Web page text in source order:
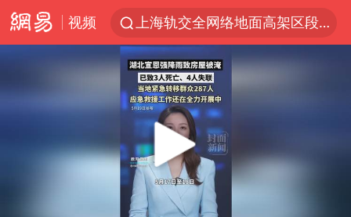
视频
上海轨交全网络地面高架区段限速运行
拜登前列腺癌恶化
“伊斯兰版北约”出现